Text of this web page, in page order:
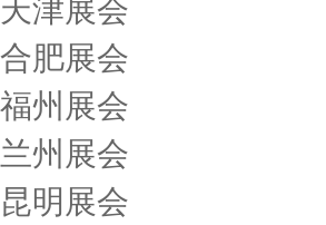
天津展会
合肥展会
福州展会
兰州展会
昆明展会